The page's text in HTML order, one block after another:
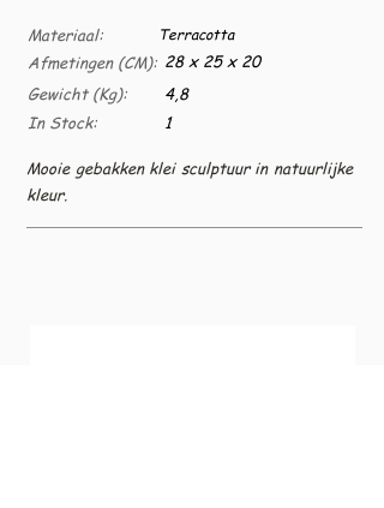
Materiaal:
Afmetingen (CM):
Gewicht (Kg):
In Stock:
Terracotta
28 x 25 x 20
4,8
1
Mooie gebakken klei sculptuur in natuurlijke
kleur.